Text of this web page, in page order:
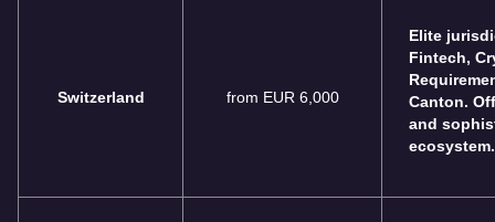
Switzerland from EUR 6,000
Elite
Fintech,
Canton.
and
ecosystem.